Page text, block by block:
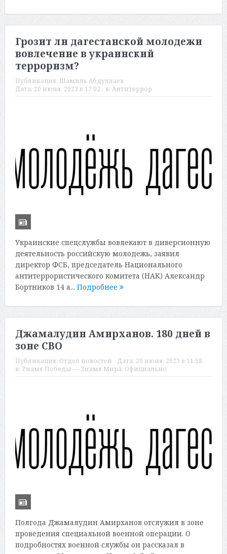
Грозит ли дагестанской молодежи
вовлечение в украинский
терроризм?
Публикация: Шамиль Абдуллаев
Дата: 20 июня, 2023 в 17:02 в: Антитеррор
Украинские спецслужбы вовлекают в диверсионную
деятельность российскую молодежь, заявил
директор ФСБ, председатель Национального
антитеррористического комитета (НАК) Александр
Бортников 14 а... Подробнее
Джамалудин Амирханов. 180 дней в
зоне СВО
Публикация: Отдел новостей Дата: 20 июня, 2023 в 11:58
в: Zнамя Победы — Zнамя Мира, Официально
Полгода Джамалудин Амирханов отслужил в зоне
проведения специальной военной операции. О
подробностях военной службы он рассказал в